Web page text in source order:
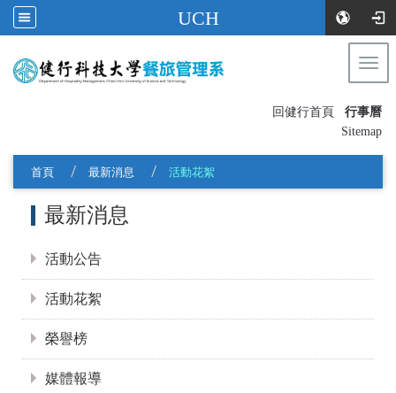
UCH
回健行首頁
行事曆
Sitemap
首頁 最新消息 活動花絮
最新消息
活動公告
活動花絮
榮譽榜
媒體報導